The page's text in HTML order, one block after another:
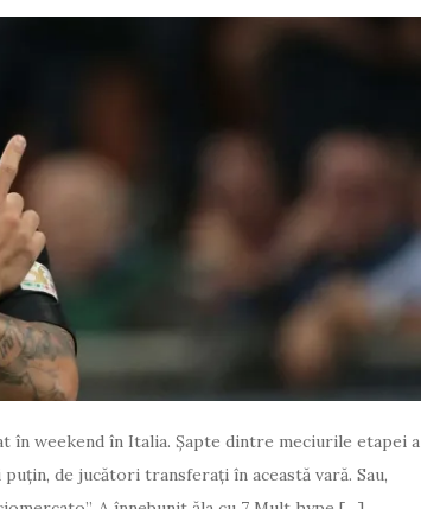
în weekend în Italia. Şapte dintre meciurile etapei a
de jucători transferaţi în această vară. Sau,